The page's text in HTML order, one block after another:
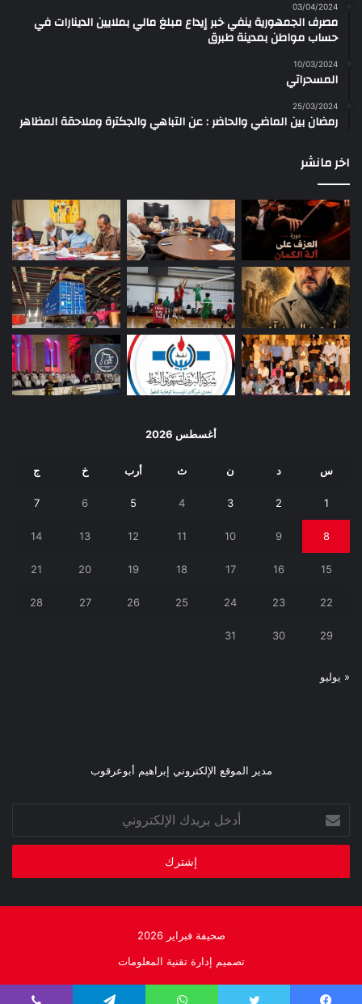
03/04/2024
مصرف الجمهورية ينفي خبر إيداع مبلغ مالي بملايين الدينارات في
حساب مواطن بمدينة طبرق
10/03/2024
المسحراتي
25/03/2024
رمضان بين الماضي والحاضر : عن التباهي والجكترة وملاحقة المظاهر
اخر مانشر
أغسطس 2026
س د ن ث أرب خ ج
1
2
3
4
5
6
7
8
9
10
11
12
13
14
15
16
17
18
19
20
21
22
23
24
25
26
27
28
29
30
31
« يوليو
مدير الموقع الإلكتروني إبراهيم أبوعرقوب
بريدك
الإلكتروني
صحيفة فبراير 2026
تصميم إدارة تقنية المعلومات